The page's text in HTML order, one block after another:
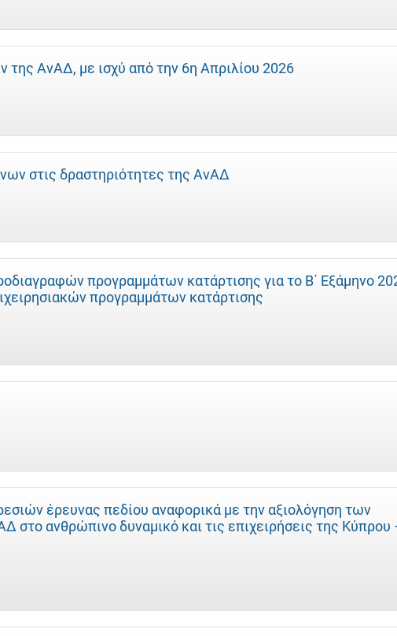
ΑνΑΔ, με ισχύ από την 6η Απριλίου 2026
στις δραστηριότητες της ΑνΑΔ
προγραμμάτων κατάρτισης για το Β΄ Εξάμηνο
προγραμμάτων κατάρτισης
έρευνας πεδίου αναφορικά με την αξιολόγηση των
στο ανθρώπινο δυναμικό και τις επιχειρήσεις της Κύπρου